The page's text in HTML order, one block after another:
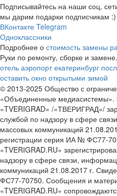
Подписывайтесь на наши соц.
мы дарим подарки подписчикам :)
ВКонтакте Telegram
Одноклассники
Подробнее о стоимость замены
Руки по ремонту, сборке и замене.
отель аэропорт екатеринбург
оставить окно открытыми зимой
© 2013-2025 Общество с
«Объединенные медиасистемы».
«TVERIGRAD» /«ТВЕРИГРАД»/
службой по надзору в сфере
массовых коммуникаций
регистрации серия ИА № ФС77-
«TVERIGRAD.RU»
надзору в сфере связи,
коммуникаций 21.08.2017 г.
ФС77-70750. Сообщения и
«TVERIGRAD.RU»